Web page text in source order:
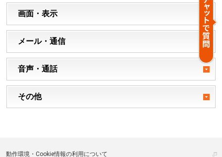
画面・表示
メール・通信
音声・通話
その他
動作環境・Cookie情報の利用について